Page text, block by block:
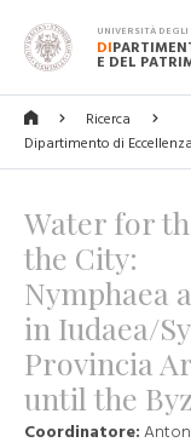
UNIVERSITÀ
DI
E DEL
Ricerca
Dipartimento di
Water for
the City:
Nymphaea
in Iudaea/
Provincia
until the
Coordinatore: